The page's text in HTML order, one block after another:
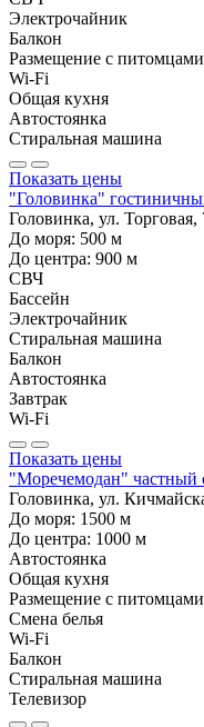
Электрочайник
Балкон
Размещение с питомцами
Wi-Fi
Общая кухня
Автостоянка
Стиральная машина
Показать цены
"Головинка"
Головинка, ул. Торговая,
До моря: 500 м
До центра: 900 м
СВЧ
Бассейн
Электрочайник
Стиральная машина
Балкон
Автостоянка
Завтрак
Wi-Fi
Показать цены
"Моречемодан" частный
Головинка, ул.
До моря: 1500 м
До центра: 1000 м
Автостоянка
Общая кухня
Размещение с питомцами
Смена белья
Wi-Fi
Балкон
Стиральная машина
Телевизор